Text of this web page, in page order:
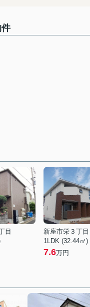
目
新座市栄３丁目
1LDK (32.44㎡)
7.6万円